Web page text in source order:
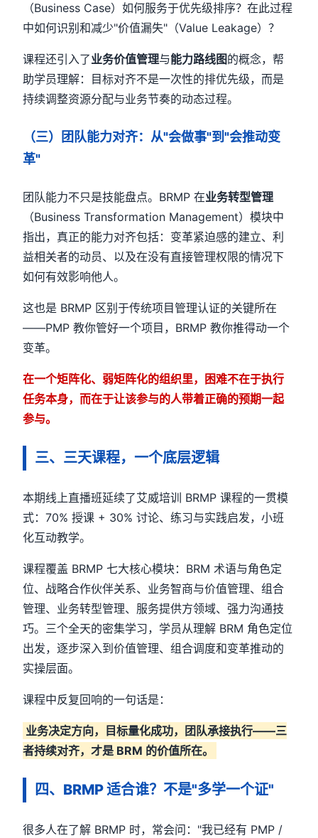
（Business Case）如何服务于优先级排序？在此过程
中如何识别和减少"价值漏失"（Value Leakage）？
课程还引入了业务价值管理与能力路线图的概念，帮
助学员理解：目标对齐不是一次性的排优先级，而是
持续调整资源分配与业务节奏的动态过程。
（三）团队能力对齐：从"会做事"到"会推动变
革"
团队能力不只是技能盘点。BRMP 在业务转型管理
（Business Transformation Management）模块中
指出，真正的能力对齐包括：变革紧迫感的建立、利
益相关者的动员、以及在没有直接管理权限的情况下
如何有效影响他人。
这也是 BRMP 区别于传统项目管理认证的关键所在
——PMP 教你管好一个项目，BRMP 教你推得动一个
变革。
在一个矩阵化、弱矩阵化的组织里，困难不在于执行
任务本身，而在于让该参与的人带着正确的预期一起
参与。
三、三天课程，一个底层逻辑
本期线上直播班延续了艾威培训 BRMP 课程的一贯模
式：70% 授课 + 30% 讨论、练习与实践启发，小班
化互动教学。
课程覆盖 BRMP 七大核心模块：BRM 术语与角色定
位、战略合作伙伴关系、业务智商与价值管理、组合
管理、业务转型管理、服务提供方领域、强力沟通技
巧。三个全天的密集学习，学员从理解 BRM 角色定位
出发，逐步深入到价值管理、组合调度和变革推动的
实操层面。
课程中反复回响的一句话是：
业务决定方向，目标量化成功，团队承接执行——三
者持续对齐，才是 BRM 的价值所在。
四、BRMP 适合谁？不是"多学一个证"
很多人在了解 BRMP 时，常会问："我已经有 PMP /